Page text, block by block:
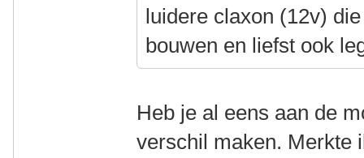
luidere claxon (12v)
bouwen en liefst ook
Heb je al eens aan de
verschil maken. Merkte